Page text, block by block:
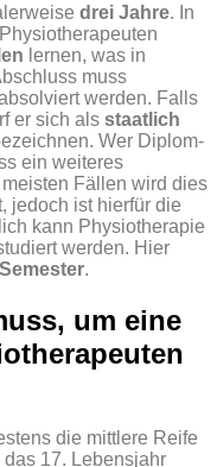
drei Jahre. In
lernen, was in
muss
werden. Falls
er sich als staatlich
Wer Diplom-
ein weiteres
Fällen wird dies
jedoch ist hierfür die
kann Physiotherapie
werden. Hier
.
um eine
die mittlere Reife
17. Lebensjahr